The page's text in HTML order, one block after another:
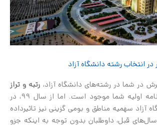
در انتخاب رشته دانشگاه آزاد
در شما در رشته‌های دانشگاه آزاد، رتبه و تراز
شماست که در کارنامه اولیه شما موجود است. اما از سال 99، در
آزاد سهمیه مناطق و بومی گزینی نیز تاثیرداده
قبل، داوطلبان بدون توجه به اینکه جزو